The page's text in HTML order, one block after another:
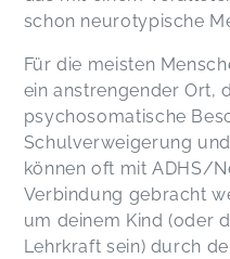
schon neurotypische
Für die meisten
ein anstrengender Ort,
psychosomatische
Schulverweigerung
können oft mit ADHS/
Verbindung gebracht
um deinem Kind (oder
Lehrkraft sein) durch